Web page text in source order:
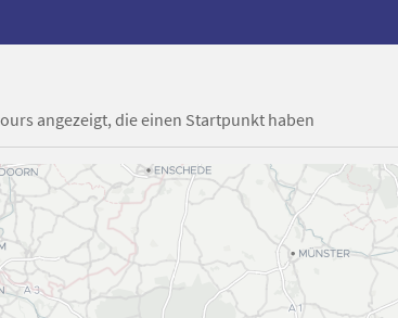
angezeigt, die einen Startpunkt haben